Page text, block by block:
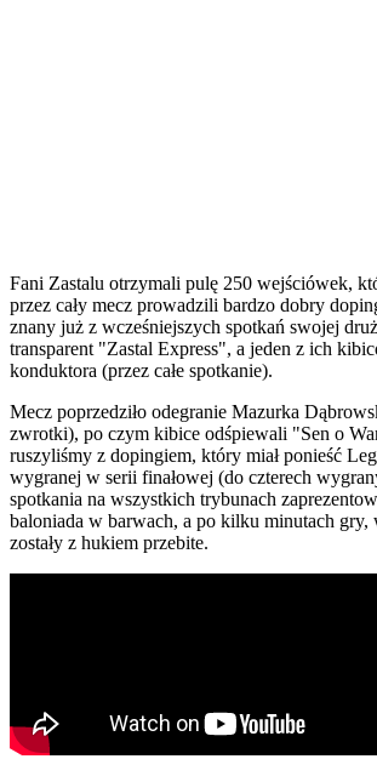
Fani Zastalu otrzymali pulę 250 wejściówek,
przez cały mecz prowadzili bardzo dobry
znany już z wcześniejszych spotkań swojej
transparent "Zastal Express", a jeden z ich
konduktora (przez całe spotkanie).
Mecz poprzedziło odegranie Mazurka
zwrotki), po czym kibice odśpiewali "Sen o
ruszyliśmy z dopingiem, który miał ponieść
wygranej w serii finałowej (do czterech
spotkania na wszystkich trybunach
baloniada w barwach, a po kilku minutach gry,
zostały z hukiem przebite.